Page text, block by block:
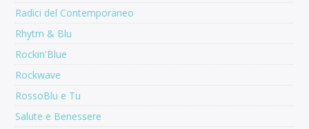
Radici del Contemporaneo
Rhytm & Blu
Rockin'Blue
Rockwave
RossoBlu e Tu
Salute e Benessere